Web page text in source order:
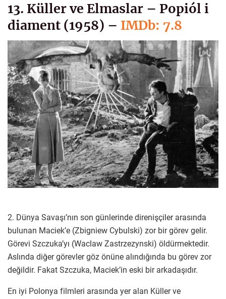
13. Küller ve Elmaslar – Popiól i
diament (1958) – IMDb: 7.8
2. Dünya Savaşı’nın son günlerinde direnişçiler arasında
bulunan Maciek’e (Zbigniew Cybulski) zor bir görev gelir.
Görevi Szczuka’yı (Waclaw Zastrzezynski) öldürmektedir.
Aslında diğer görevler göz önüne alındığında bu görev zor
değildir. Fakat Szczuka, Maciek’in eski bir arkadaşıdır.
En iyi Polonya filmleri arasında yer alan Küller ve